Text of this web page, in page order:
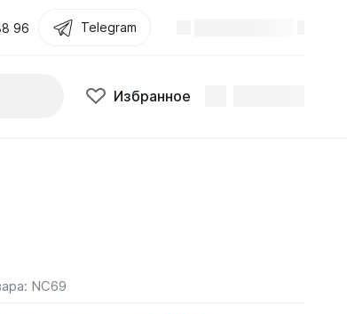
96 Telegram
Избранное
NC69